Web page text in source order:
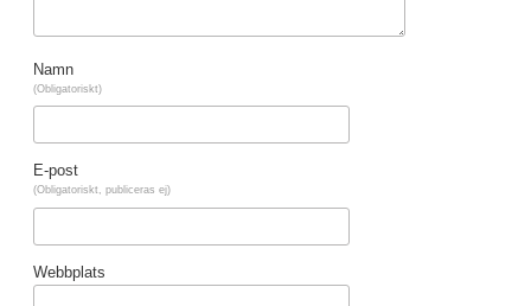
Namn
(Obligatoriskt)
E-post
(Obligatoriskt, publiceras ej)
Webbplats